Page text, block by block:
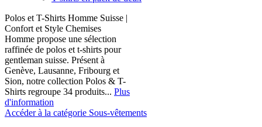
Polos et T-Shirts Homme Suisse |
Confort et Style Chemises
Homme propose une sélection
raffinée de polos et t-shirts pour
gentleman suisse. Présent à
Genève, Lausanne, Fribourg et
Sion, notre collection Polos & T-
Shirts regroupe 34 produits... Plus
d'information
Accéder à la catégorie Sous-vêtements